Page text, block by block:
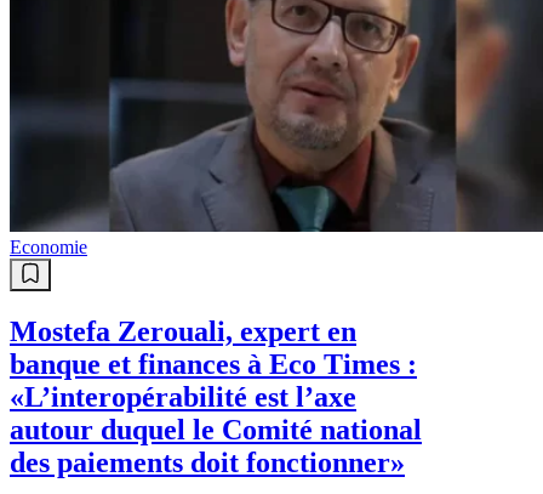
Economie
Mostefa Zerouali, expert en
banque et finances à Eco Times :
«L’interopérabilité est l’axe
autour duquel le Comité national
des paiements doit fonctionner»